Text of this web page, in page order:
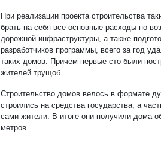
При реализации проекта строительства
брать на себя все основные расходы по
дорожной инфраструктуры, а также
разработчиков программы, всего за год
таких домов. Причем первые сто были
жителей трущоб.
Строительство домов велось в формате
строились на средства государства, а
сами жители. В итоге они получили дома
метров.